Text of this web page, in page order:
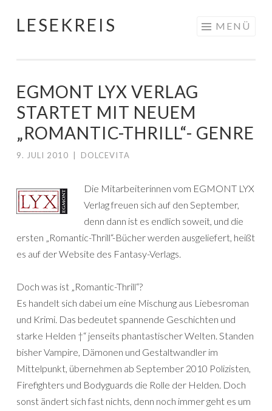
Springe
LESEKREIS MENÜ
EGMONT LYX VERLAG
STARTET MIT NEUEM
„ROMANTIC-THRILL“- GENRE
9. JULI 2010 DOLCEVITA
Die Mitarbeiterinnen vom EGMONT LYX
Verlag freuen sich auf den September,
denn dann ist es endlich soweit, und die
ersten „Romantic-Thrill“-Bücher werden ausgeliefert, heißt
es auf der Website des Fantasy-Verlags.
Doch was ist „Romantic-Thrill“?
Es handelt sich dabei um eine Mischung aus Liebesroman
und Krimi. Das bedeutet spannende Geschichten und
starke Helden †“ jenseits phantastischer Welten. Standen
bisher Vampire, Dämonen und Gestaltwandler im
Mittelpunkt, übernehmen ab September 2010 Polizisten,
Firefighters und Bodyguards die Rolle der Helden. Doch
sonst ändert sich fast nichts, denn noch immer geht es um